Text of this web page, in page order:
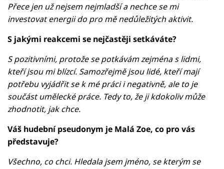
Přece jen už nejsem nejmladší a nechce se mi
investovat energii do pro mě nedůležitých aktivit.
S jakými reakcemi se nejčastěji setkáváte?
S pozitivními, protože se potkávám zejména s lidmi,
kteří jsou mi blízcí. Samozřejmě jsou lidé, kteří mají
potřebu vyjádřit se k mé práci i negativně, ale to je
součást umělecké práce. Tedy to, že ji kdokoliv může
zhodnotit, jak chce.
Váš hudební pseudonym je Malá Zoe, co pro vás
představuje?
Všechno, co chci. Hledala jsem jméno, se kterým se